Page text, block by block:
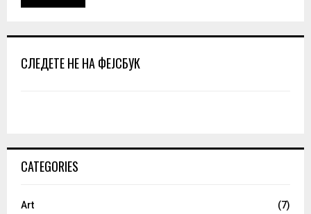
СЛЕДЕТЕ НЕ НА ФЕЈСБУК
CATEGORIES
Art
(7)